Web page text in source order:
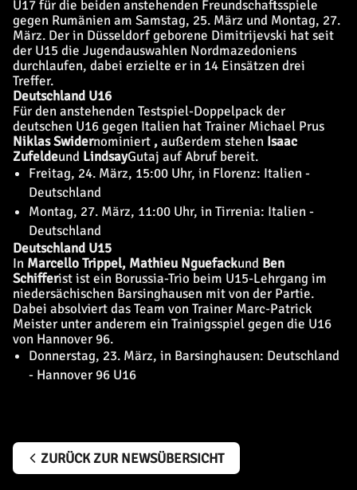
U17 für die beiden anstehenden Freundschaftsspiele
gegen Rumänien am Samstag, 25. März und Montag, 27.
März. Der in Düsseldorf geborene Dimitrijevski hat seit
der U15 die Jugendauswahlen Nordmazedoniens
durchlaufen, dabei erzielte er in 14 Einsätzen drei
Treffer.
Deutschland U16
Für den anstehenden Testspiel-Doppelpack der
deutschen U16 gegen Italien hat Trainer Michael Prus
Niklas Swidernominiert ,außerdem stehen Isaac
Zufeldeund LindsayGutaj auf Abruf bereit.
Freitag, 24. März, 15:00 Uhr, in Florenz: Italien -
Deutschland
Montag, 27. März, 11:00 Uhr, in Tirrenia: Italien -
Deutschland
Deutschland U15
In Marcello Trippel, Mathieu Nguefackund Ben
Schifferististein Borussia-Trio beim U15-Lehrgang im
niedersächischen Barsinghausen mit von der Partie.
Dabei absolviert das Team von Trainer Marc-Patrick
Meister unter anderem ein Trainigsspiel gegen die U16
von Hannover 96.
Donnerstag, 23. März, in Barsinghausen: Deutschland
- Hannover 96 U16
ZURÜCK ZUR NEWSÜBERSICHT